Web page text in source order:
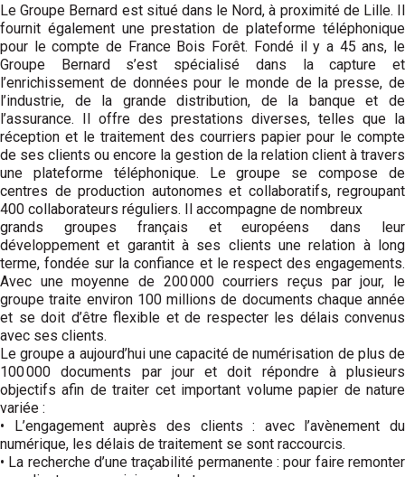
Le Groupe Bernard est situé dans le Nord, à proximité de Lille. Il
fournit également une prestation de plateforme télé­phonique
pour le compte de France Bois Forêt. Fondé il y a 45 ans, le
Groupe Bernard s’est spécialisé dans la capture et
l’enrichissement de données pour le monde de la presse, de
l’industrie, de la grande distribution, de la banque et de
l’assurance. Il offre des prestations diverses, telles que la
réception et le traitement des courriers papier pour le compte
de ses clients ou encore la gestion de la relation client à travers
une plateforme téléphonique. Le groupe se compose de
centres de production autonomes et collaboratifs, regroupant
400 collaborateurs réguliers. Il accompagne de nombreux
grands groupes français et européens dans leur
développement et garantit à ses clients une relation à long
terme, fondée sur la confiance et le respect des engagements.
Avec une moyenne de 200 000 courriers reçus par jour, le
groupe traite environ 100 millions de documents chaque année
et se doit d’être flexible et de respecter les délais convenus
avec ses clients.
Le groupe a aujourd’hui une capacité de numé­risation de plus de
100 000 documents par jour et doit répondre à plusieurs
objectifs afin de traiter cet important volume papier de nature
variée :
• L’engagement auprès des clients : avec l’avènement du
numérique, les délais de traitement se sont raccourcis.
• La recherche d’une traçabilité permanente : pour faire remonter